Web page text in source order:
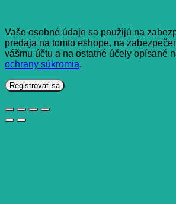
Vaše osobné údaje sa použijú na
predaja na tomto eshope, na
vášmu účtu a na ostatné účely opísané
ochrany súkromia.
Registrovať sa